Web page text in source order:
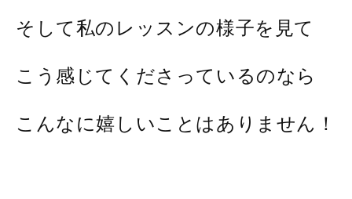
そして私のレッスンの様子を見て
こう感じてくださっているのなら
こんなに嬉しいことはありません！